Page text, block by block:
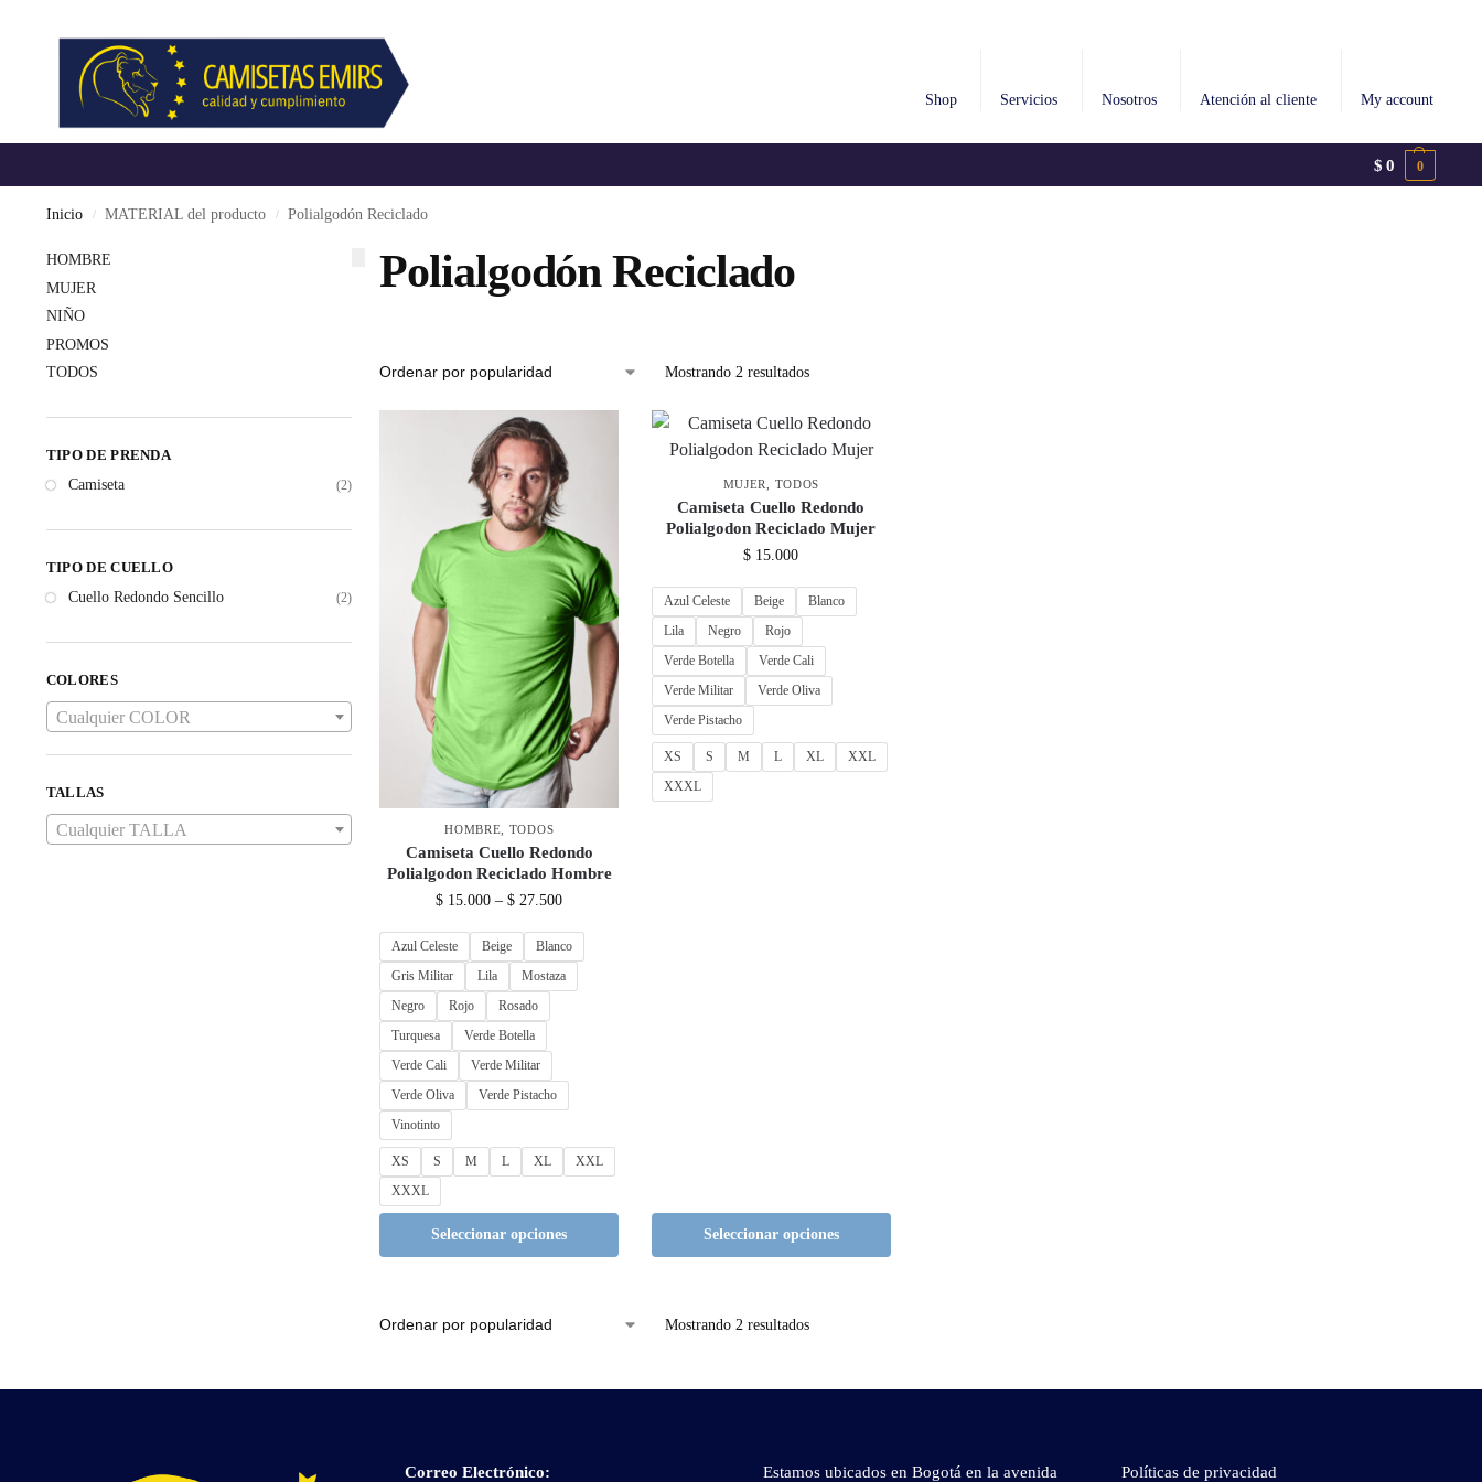
Shop Servicios Nosotros Atención al cliente My account
$ 0 0
Inicio / MATERIAL del producto / Polialgodón Reciclado
Polialgodón Reciclado
Mostrando 2 resultados
HOMBRE TODOS
Camiseta Cuello Redondo
Polialgodon Reciclado Hombre
$ 15.000 – $ 27.500
Azul Celeste Beige
Blanco
Gris Militar
Lila
Mostaza
Negro
Rojo
Rosado
Turquesa
Verde Botella
Verde Cali
Verde Militar
Verde Oliva
Verde Pistacho
Vinotinto
XS S M L XL
XXL
XXXL
Seleccionar opciones
MUJER TODOS
Camiseta Cuello Redondo
Polialgodon Reciclado Mujer
$ 15.000
Azul Celeste Beige
Blanco
Lila
Negro
Rojo
Verde Botella
Verde Cali
Verde Militar
Verde Oliva
Verde Pistacho
XS S M L XL
XXL
XXXL
Seleccionar opciones
Mostrando 2 resultados
HOMBRE
MUJER
NIÑO
PROMOS
TODOS
TIPO DE PRENDA
Camiseta
(2)
TIPO DE CUELLO
Cuello Redondo Sencillo
(2)
COLORES
Cualquier COLOR
TALLAS
Cualquier TALLA
Correo Electrónico: Estamos ubicados en Bogotá en la avenida Políticas de privacidad